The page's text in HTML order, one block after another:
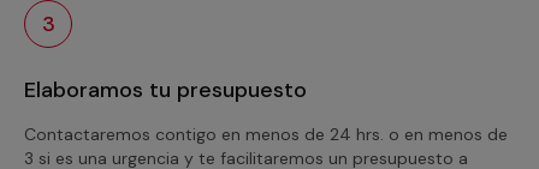
3
Elaboramos tu presupuesto
Contactaremos contigo en menos de 24 hrs. o en menos de
3 si es una urgencia y te facilitaremos un presupuesto a